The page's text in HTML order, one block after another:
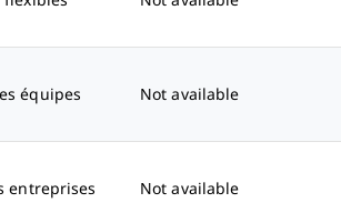
équipes Not available
entreprises Not available